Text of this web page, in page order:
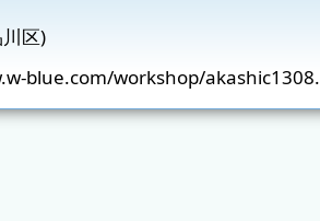
区)
blue.com/workshop/